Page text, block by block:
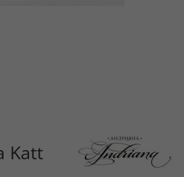
Katt